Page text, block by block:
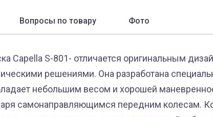
Вопросы по товару Фото
Capella S-801- отличается оригинальным
решениями. Она разработана
небольшим весом и хорошей
самонаправляющимся передним колесам.